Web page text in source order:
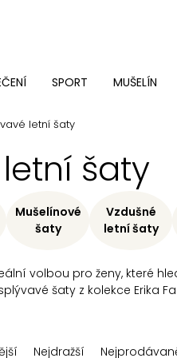
SPORT MUŠELÍN
letní šaty
šaty
volbou pro ženy, které
šaty z kolekce Erika
Mušelínové
šaty
Vzdušné
letní šaty
Nejdražší